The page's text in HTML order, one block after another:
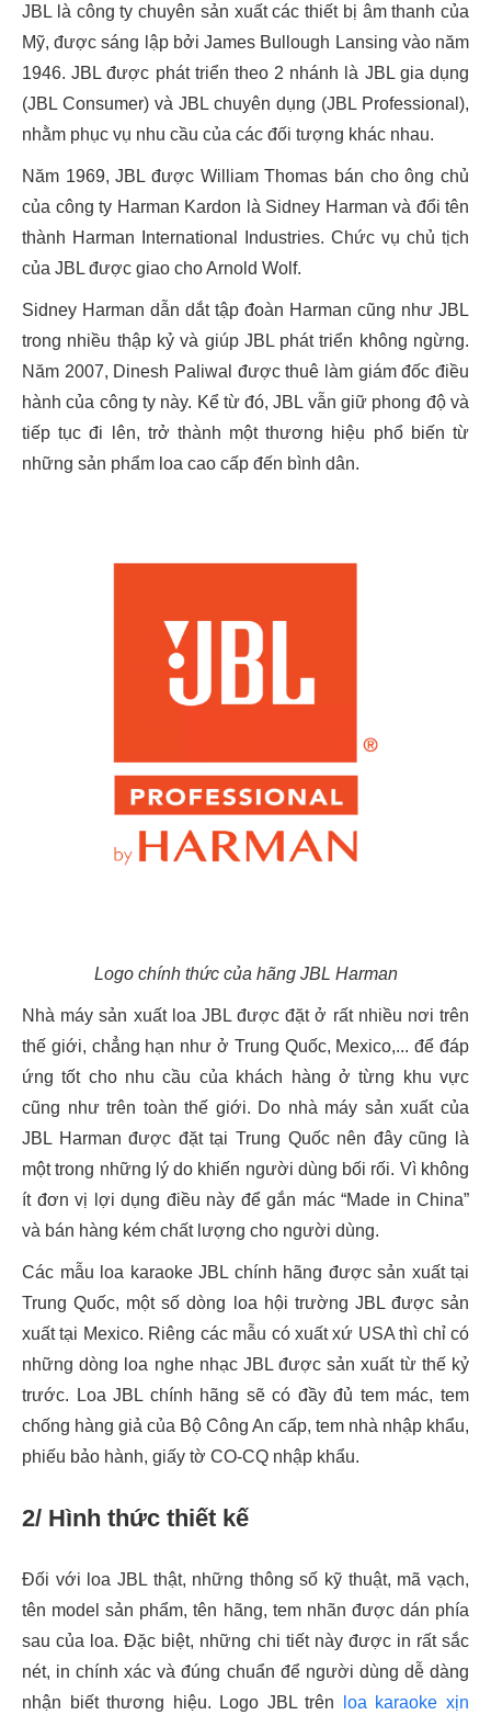
JBL là công ty chuyên sản xuất các thiết bị âm thanh của
Mỹ, được sáng lập bởi James Bullough Lansing vào năm
1946. JBL được phát triển theo 2 nhánh là JBL gia dụng
(JBL Consumer) và JBL chuyên dụng (JBL Professional),
nhằm phục vụ nhu cầu của các đối tượng khác nhau.
Năm 1969, JBL được William Thomas bán cho ông chủ
của công ty Harman Kardon là Sidney Harman và đổi tên
thành Harman International Industries. Chức vụ chủ tịch
của JBL được giao cho Arnold Wolf.
Sidney Harman dẫn dắt tập đoàn Harman cũng như JBL
trong nhiều thập kỷ và giúp JBL phát triển không ngừng.
Năm 2007, Dinesh Paliwal được thuê làm giám đốc điều
hành của công ty này. Kể từ đó, JBL vẫn giữ phong độ và
tiếp tục đi lên, trở thành một thương hiệu phổ biến từ
những sản phẩm loa cao cấp đến bình dân.
Logo chính thức của hãng JBL Harman
Nhà máy sản xuất loa JBL được đặt ở rất nhiều nơi trên
thế giới, chẳng hạn như ở Trung Quốc, Mexico,... để đáp
ứng tốt cho nhu cầu của khách hàng ở từng khu vực
cũng như trên toàn thế giới. Do nhà máy sản xuất của
JBL Harman được đặt tại Trung Quốc nên đây cũng là
một trong những lý do khiến người dùng bối rối. Vì không
ít đơn vị lợi dụng điều này để gắn mác “Made in China”
và bán hàng kém chất lượng cho người dùng.
Các mẫu loa karaoke JBL chính hãng được sản xuất tại
Trung Quốc, một số dòng loa hội trường JBL được sản
xuất tại Mexico. Riêng các mẫu có xuất xứ USA thì chỉ có
những dòng loa nghe nhạc JBL được sản xuất từ thế kỷ
trước. Loa JBL chính hãng sẽ có đầy đủ tem mác, tem
chống hàng giả của Bộ Công An cấp, tem nhà nhập khẩu,
phiếu bảo hành, giấy tờ CO-CQ nhập khẩu.
2/ Hình thức thiết kế
Đối với loa JBL thật, những thông số kỹ thuật, mã vạch,
tên model sản phẩm, tên hãng, tem nhãn được dán phía
sau của loa. Đặc biệt, những chi tiết này được in rất sắc
nét, in chính xác và đúng chuẩn để người dùng dễ dàng
nhận biết thương hiệu. Logo JBL trên
loa karaoke xịn